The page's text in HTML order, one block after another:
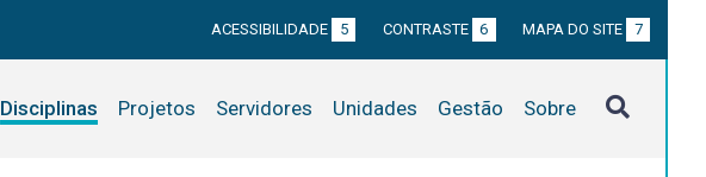
ACESSIBILIDADE 5 CONTRASTE 6 MAPA DO SITE 7
Disciplinas Projetos Servidores Unidades Gestão Sobre